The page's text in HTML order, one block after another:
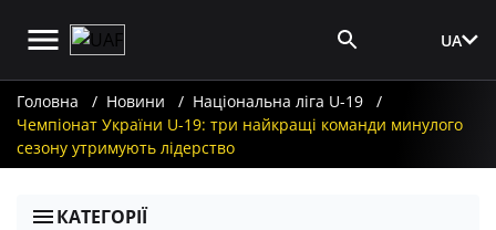
UA
Головна Новини
Національна ліга U-19
Чемпіонат України U-19: три найкращі команди минулого
сезону утримують лідерство
КАТЕГОРІЇ